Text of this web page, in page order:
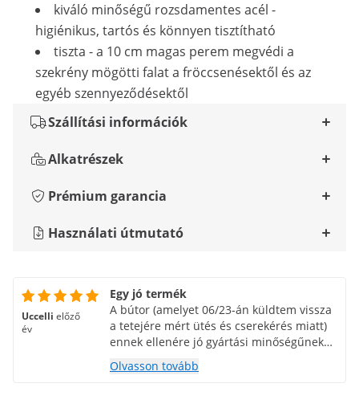
kiváló minőségű rozsdamentes acél -
higiénikus, tartós és könnyen tisztítható
tiszta - a 10 cm magas perem megvédi a
szekrény mögötti falat a fröccsenésektől és az
egyéb szennyeződésektől
Szállítási információk
Alkatrészek
Prémium garancia
Használati útmutató
Uccelli előző
év
Egy jó termék
A bútor (amelyet 06/23-án küldtem vissza
a tetejére mért ütés és cserekérés miatt)
ennek ellenére jó gyártási minőségűnek
tűnik, és a méretei optimálisak. Az
összeszerelési anyák láthatatlanok
Olvasson tovább